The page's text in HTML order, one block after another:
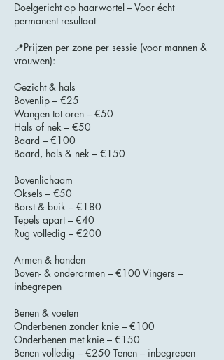
Doelgericht op haarwortel – Voor écht
permanent resultaat
📍Prijzen per zone per sessie (voor mannen &
vrouwen):
Gezicht & hals
Bovenlip – €25
Wangen tot oren – €50
Hals of nek – €50
Baard – €100
Baard, hals & nek – €150
Bovenlichaam
Oksels – €50
Borst & buik – €180
Tepels apart – €40
Rug volledig – €200
Armen & handen
Boven- & onderarmen – €100 Vingers –
inbegrepen
Benen & voeten
Onderbenen zonder knie – €100
Onderbenen met knie – €150
Benen volledig – €250 Tenen – inbegrepen